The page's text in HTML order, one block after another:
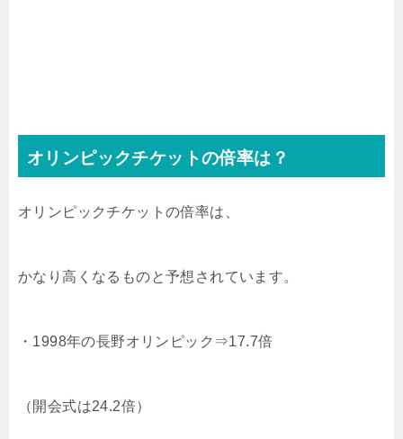
オリンピックチケットの倍率は？
オリンピックチケットの倍率は、
かなり高くなるものと予想されています。
・1998年の長野オリンピック⇒17.7倍
（開会式は24.2倍）